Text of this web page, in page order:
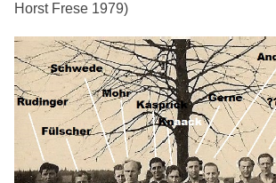
Horst Frese 1979)